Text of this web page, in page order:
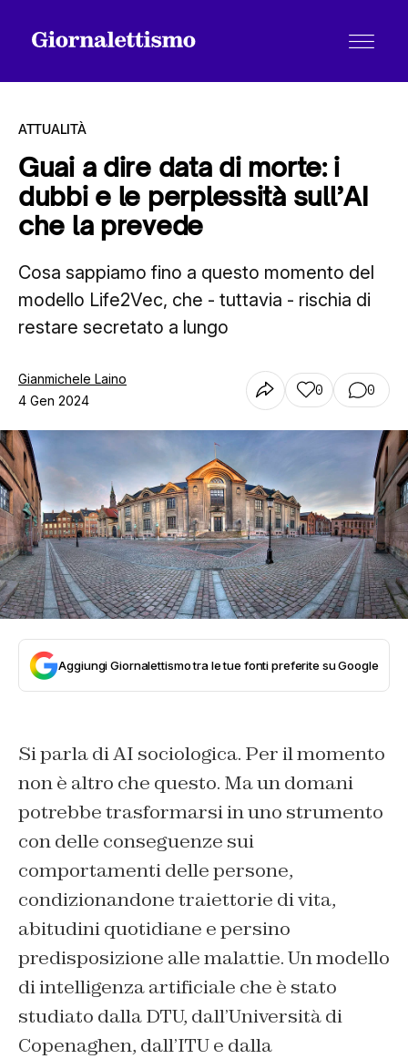
Tutti gli articoli
Chi siamo
ATTUALITÀ
Guai a dire data di morte: i
dubbi e le perplessità sull’AI
che la prevede
Cosa sappiamo fino a questo momento del
modello Life2Vec, che - tuttavia - rischia di
restare secretato a lungo
Gianmichele Laino
4 Gen 2024
0 0
Aggiungi Giornalettismo tra le tue fonti preferite su Google
Si parla di AI sociologica. Per il momento
non è altro che questo. Ma un domani
potrebbe trasformarsi in uno strumento
con delle conseguenze sui
comportamenti delle persone,
condizionandone traiettorie di vita,
abitudini quotidiane e persino
predisposizione alle malattie. Un modello
di intelligenza artificiale che è stato
studiato dalla DTU, dall’Università di
Copenaghen, dall’ITU e dalla